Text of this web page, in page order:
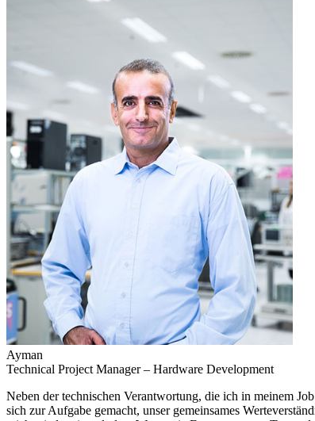
Ayman
Technical Project Manager – Hardware Development
Neben der technischen Verantwortung, die ich in meinem
sich zur Aufgabe gemacht, unser gemeinsames